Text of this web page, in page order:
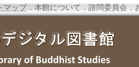
マップ．本館について ． 諮問委員会．